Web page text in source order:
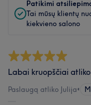
Patikimi
Tai mūsų klientų
kiekvieno salono
Labai kruopščiai
Paslaugą atliko Julija•